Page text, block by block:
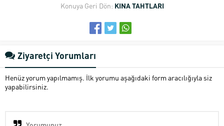
Konuya Geri Dön: KINA TAHTLARI
Ziyaretçi Yorumları
Henüz yorum yapılmamış. İlk yorumu aşağıdaki form aracılığıyla siz
yapabilirsiniz.